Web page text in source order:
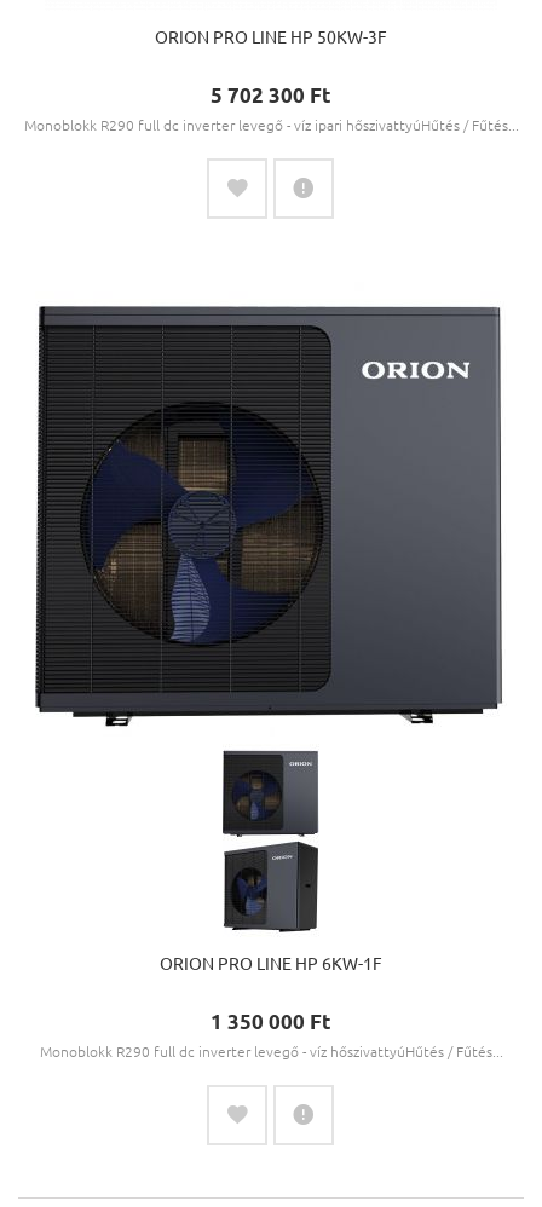
ORION PRO LINE HP 50KW-3F
5 702 300 Ft‎
Monoblokk R290 full dc inverter levegő - víz ipari hőszivattyúHűtés / Fűtés...
ORION PRO LINE HP 6KW-1F
1 350 000 Ft‎
Monoblokk R290 full dc inverter levegő - víz hőszivattyúHűtés / Fűtés...